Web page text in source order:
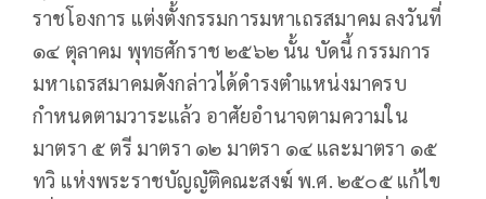
ราชโองการ แต่งตั้งกรรมการมหาเถรสมาคม ลงวันที่
๑๔ ตุลาคม พุทธศักราช ๒๕๖๒ นั้น บัดนี้ กรรมการ
มหาเถรสมาคมดังกล่าวได้ดำรงตำแหน่งมาครบ
กำหนดตามวาระแล้ว อาศัยอำนาจตามความใน
มาตรา ๕ ตรี มาตรา ๑๒ มาตรา ๑๔ และมาตรา ๑๕
ทวิ แห่งพระราชบัญญัติคณะสงฆ์ พ.ศ. ๒๕๐๕ แก้ไข